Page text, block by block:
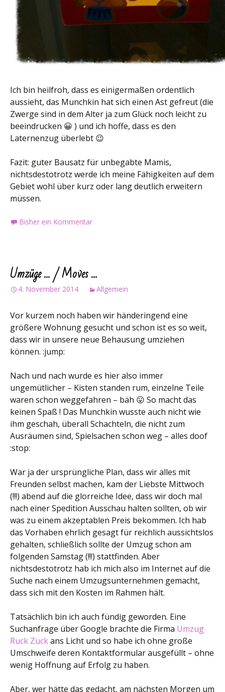
Ich bin heilfroh, dass es einigermaßen ordentlich
aussieht, das Munchkin hat sich einen Ast gefreut (die
Zwerge sind in dem Alter ja zum Glück noch leicht zu
beeindrucken 😀 ) und ich hoffe, dass es den
Laternenzug überlebt 😉
Fazit: guter Bausatz für unbegabte Mamis,
nichtsdestotrotz werde ich meine Fähigkeiten auf dem
Gebiet wohl über kurz oder lang deutlich erweitern
müssen.
Bisher ein Kommentar
Umzüge … / Moves …
4. November 2014 Allgemein
Vor kurzem noch haben wir händeringend eine
größere Wohnung gesucht und schon ist es so weit,
dass wir in unsere neue Behausung umziehen
können. :jump:
Nach und nach wurde es hier also immer
ungemütlicher – Kisten standen rum, einzelne Teile
waren schon weggefahren – bäh 😛 So macht das
keinen Spaß ! Das Munchkin wusste auch nicht wie
ihm geschah, überall Schachteln, die nicht zum
Ausräumen sind, Spielsachen schon weg – alles doof
:stop:
War ja der ursprüngliche Plan, dass wir alles mit
Freunden selbst machen, kam der Liebste Mittwoch
(!!!) abend auf die glorreiche Idee, dass wir doch mal
nach einer Spedition Ausschau halten sollten, ob wir
was zu einem akzeptablen Preis bekommen. Ich hab
das Vorhaben ehrlich gesagt für reichlich aussichtslos
gehalten, schließlich sollte der Umzug schon am
folgenden Samstag (!!!) stattfinden. Aber
nichtsdestotrotz hab ich mich also im Internet auf die
Suche nach einem Umzugsunternehmen gemacht,
dass sich mit den Kosten im Rahmen hält.
Tatsächlich bin ich auch fündig geworden. Eine
Suchanfrage über Google brachte die Firma Umzug
Ruck Zuckans Licht und so habe ich ohne große
Umschweife deren Kontaktformular ausgefüllt – ohne
wenig Hoffnung auf Erfolg zu haben.
Aber, wer hätte das gedacht, am nächsten Morgen um